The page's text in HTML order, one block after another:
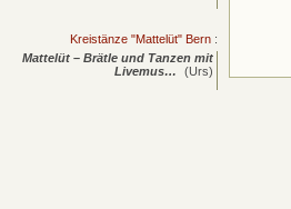
Kreistänze "Mattelüt" Bern :
Mattelüt – Brätle und Tanzen mit
Livemus…
(Urs)